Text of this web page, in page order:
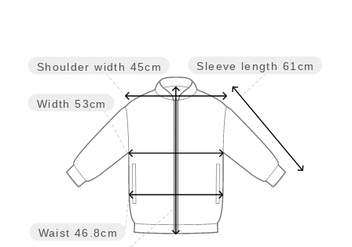
Sleeve length 61cm
Waist 46.8cm
Width 53cm
Shoulder width 45cm